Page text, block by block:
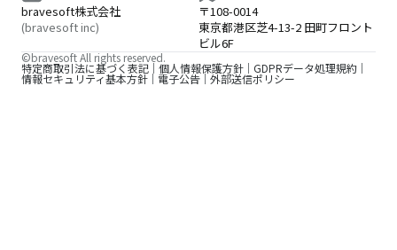
bravesoft株式会社
(bravesoft inc)
〒108-0014
東京都港区芝4-13-2 田町フロント
ビル6F
特定商取引法に基づく表記 個人情報保護方針 GDPRデータ処理規約
情報セキュリティ基本方針 電子公告 外部送信ポリシー
©bravesoft All rights reserved.